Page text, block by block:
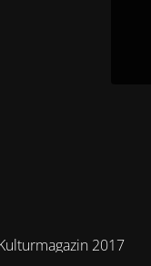
2017